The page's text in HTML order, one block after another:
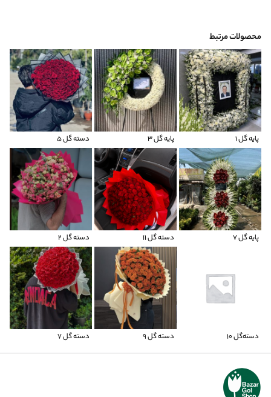
محصولات مرتبط
پایه گل 1 پایه گل 3 دسته گل 5
پایه گل 7 دسته گل ۱۱ دسته گل 2
دسته‌گل ۱۰ دسته گل 9 دسته گل 7